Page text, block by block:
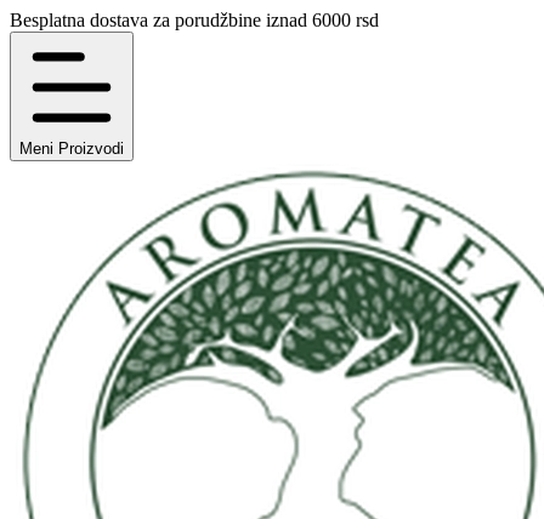
Besplatna dostava za porudžbine iznad 6000 rsd
Meni Proizvodi